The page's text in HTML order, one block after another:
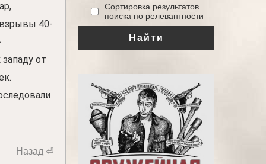
40-
от
Назад ⏎
‎Сортировка результатов
поиска по релевантности
Найти